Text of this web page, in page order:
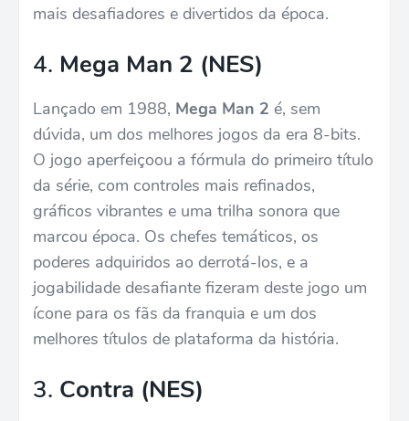
mais desafiadores e divertidos da época.
4. Mega Man 2 (NES)
Lançado em 1988, Mega Man 2 é, sem
dúvida, um dos melhores jogos da era 8-bits.
O jogo aperfeiçoou a fórmula do primeiro título
da série, com controles mais refinados,
gráficos vibrantes e uma trilha sonora que
marcou época. Os chefes temáticos, os
poderes adquiridos ao derrotá-los, e a
jogabilidade desafiante fizeram deste jogo um
ícone para os fãs da franquia e um dos
melhores títulos de plataforma da história.
3. Contra (NES)